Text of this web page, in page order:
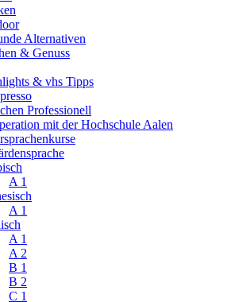
Alternativen
& Genuss
& vhs Tipps
Professionell
mit der Hochschule Aalen
A 1
A 1
A 1
A 2
B 1
B 2
C 1